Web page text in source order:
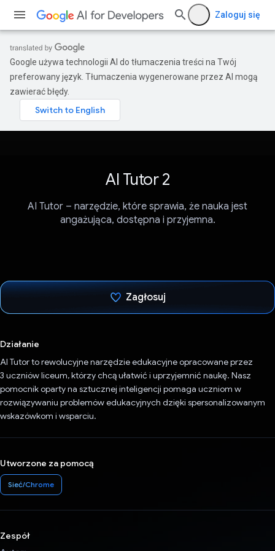
Zaloguj się
Google używa technologii AI do tłumaczenia treści na Twój
preferowany język. Tłumaczenia wygenerowane przez AI mogą
zawierać błędy.
AI Tutor 2
AI Tutor – narzędzie, które sprawia, że nauka jest
angażująca, dostępna i przyjemna.
Zagłosuj
Działanie
AI Tutor to rewolucyjne narzędzie edukacyjne opracowane przez
3 uczniów liceum, którzy chcą ułatwić i uprzyjemnić naukę. Nasz
pomocnik oparty na sztucznej inteligencji pomaga uczniom w
rozwiązywaniu problemów edukacyjnych dzięki spersonalizowanym
wskazówkom i wsparciu.
Utworzone za pomocą
Sieć/Chrome
Zespół